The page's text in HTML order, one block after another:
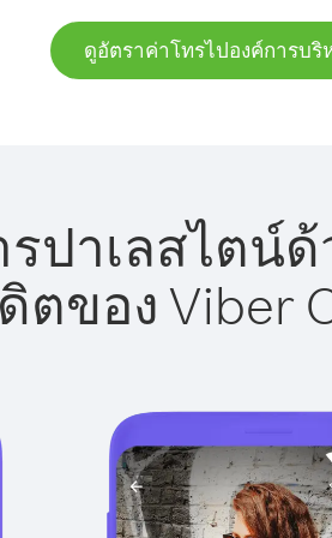
ดูอัตราค่าโทรไปองค์การบริ
ปาเลสไตน์ด้
ตของ Viber